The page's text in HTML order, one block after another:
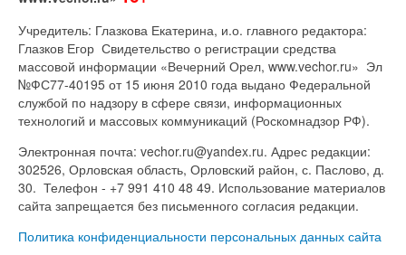
Учредитель: Глазкова Екатерина, и.о. главного редактора:
Глазков Егор Свидетельство о регистрации средства
массовой информации «Вечерний Орел, www.vechor.ru» Эл
№ФС77-40195 от 15 июня 2010 года выдано Федеральной
службой по надзору в сфере связи, информационных
технологий и массовых коммуникаций (Роскомнадзор РФ).
Электронная почта: vechor.ru@yandex.ru. Адрес редакции:
302526, Орловская область, Орловский район, с. Паслово, д.
30. Телефон - +7 991 410 48 49. Использование материалов
сайта запрещается без письменного согласия редакции.
Политика конфиденциальности персональных данных сайта